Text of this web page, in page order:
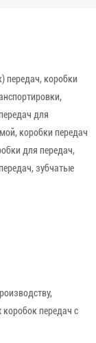
передач, коробки
для
коробки передач
для передач,
зубчатые
передач с